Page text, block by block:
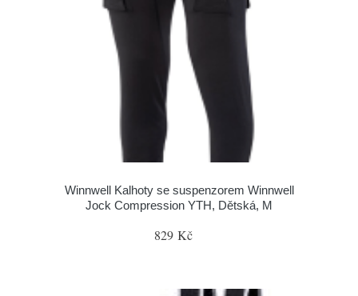
Winnwell Kalhoty se suspenzorem Winnwell
Jock Compression YTH, Dětská, M
829 Kč